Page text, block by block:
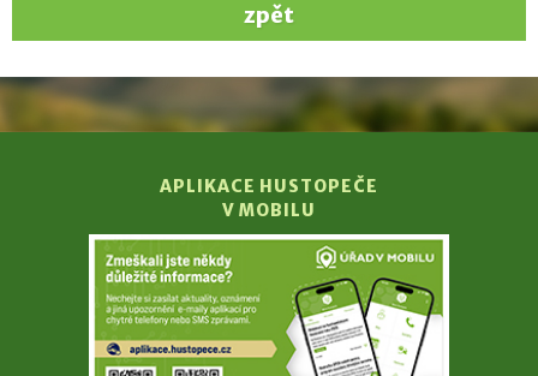
zpět
APLIKACE HUSTOPEČE
V MOBILU